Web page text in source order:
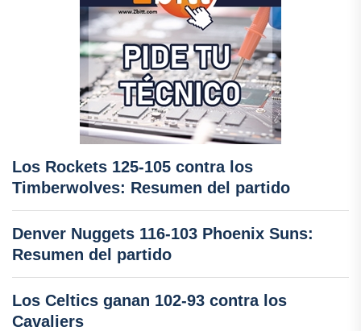
Los Rockets 125-105 contra los
Timberwolves: Resumen del partido
Denver Nuggets 116-103 Phoenix Suns:
Resumen del partido
Los Celtics ganan 102-93 contra los
Cavaliers